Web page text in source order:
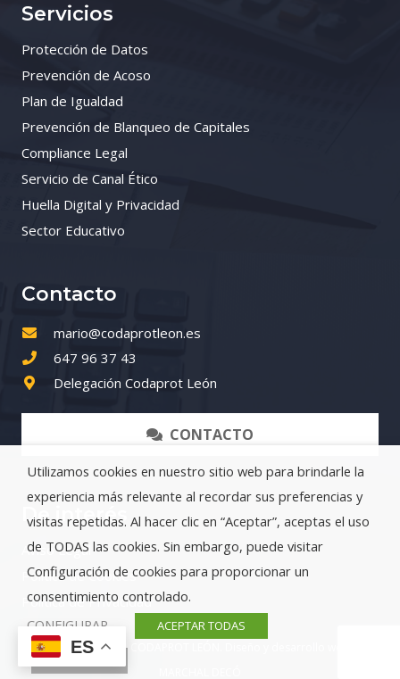
Servicios
Protección de Datos
Prevención de Acoso
Plan de Igualdad
Prevención de Blanqueo de Capitales
Compliance Legal
Servicio de Canal Ético
Huella Digital y Privacidad
Sector Educativo
Contacto
mario@codaprotleon.es
647 96 37 43
Delegación Codaprot León
CONTACTO
De interés
Aviso Legal
Política de Cookies
Política de Privacidad
Copyright © 2024 – CODAPROT LEÓN. Diseño y desarrollo web por
ES
Utilizamos cookies en nuestro sitio web para brindarle la
experiencia más relevante al recordar sus preferencias y
visitas repetidas. Al hacer clic en “Aceptar”, aceptas el uso
de TODAS las cookies. Sin embargo, puede visitar
Configuración de cookies para proporcionar un
consentimiento controlado.
CONFIGURAR
ACEPTAR TODAS
Rechazar